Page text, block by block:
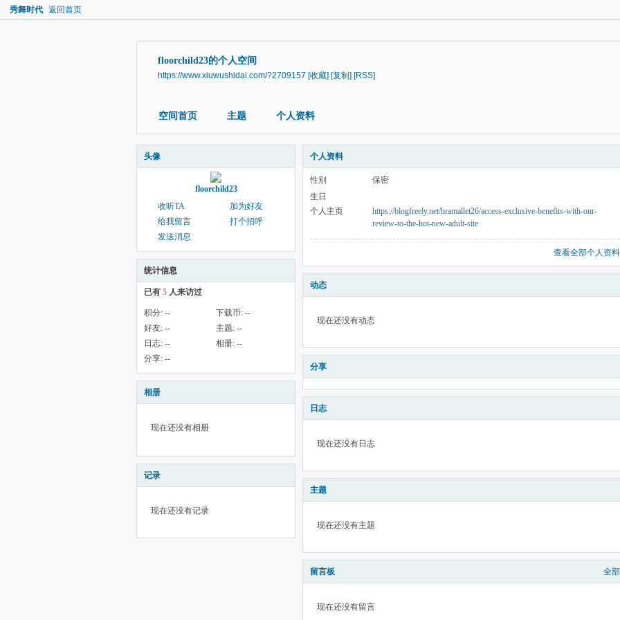
秀舞时代 返回首页
floorchild23的个人空间
https://www.xiuwushidai.com/?2709157 [收藏] [复制] [RSS]
空间首页 主题 个人资料
头像
floorchild23
收听TA
加为好友
给我留言
打个招呼
发送消息
统计信息
已有 5 人来访过
积分: -- 下载币: --
好友: -- 主题: --
日志: -- 相册: --
分享: --
相册
现在还没有相册
记录
现在还没有记录
个人资料
性别
保密
生日
个人主页
https://blogfreely.net/bramallet26/access-exclusive-benefits-with-our-
review-to-the-hot-new-adult-site
查看全部个人资料
动态
现在还没有动态
分享
日志
现在还没有日志
主题
现在还没有主题
留言板 全部
现在还没有留言